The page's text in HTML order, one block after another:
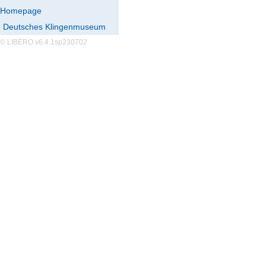
Homepage
Deutsches Klingenmuseum
© LIBERO v6.4.1sp230702